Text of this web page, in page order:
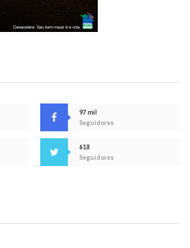
97 mil
Seguidores
618
Seguidores